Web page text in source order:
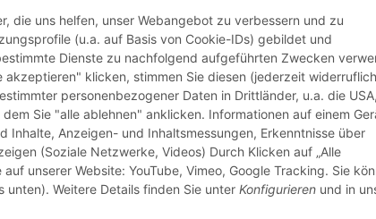
geprüft haben und das Risiko einer Blockierung durch
aktuelle Hersteller-Software bekannt ist.
Weiter
die uns helfen, unser Webangebot zu verbessern und zu
(u.a. auf Basis von Cookie-IDs) gebildet und
Dienste zu nachfolgend aufgeführten Zwecken
klicken, stimmen Sie diesen (jederzeit
personenbezogener Daten in Drittländer, u.a. die
Sie "alle ablehnen" anklicken. Informationen auf einem
Inhalte, Anzeigen- und Inhaltsmessungen, Erkenntnisse über
(Soziale Netzwerke, Videos) Durch Klicken auf „Alle
unserer Website: YouTube, Vimeo, Google Tracking. Sie
Weitere Details finden Sie unter Konfigurieren und in